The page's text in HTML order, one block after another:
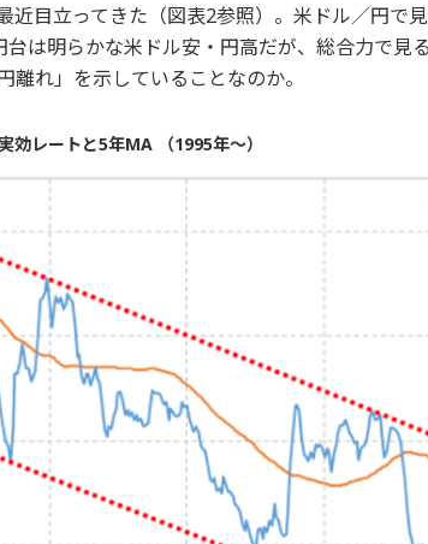
近目立ってきた（図表2参照）。米ドル／円で
台は明らかな米ドル安・円高だが、総合力で見
離れ」を示していることなのか。
効レートと5年MA （1995年～）